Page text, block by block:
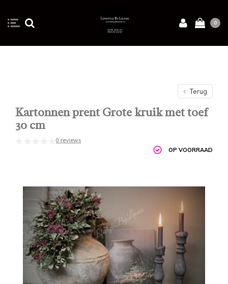
0
Terug
Kartonnen prent Grote kruik met toef
30 cm
0 reviews
OP VOORRAAD